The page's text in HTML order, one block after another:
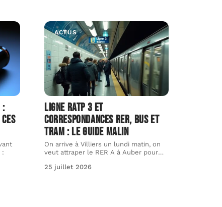
:
:
ACTUS
Ligne ratp 3 et
correspondances RER, bus et
tram : le guide malin
On arrive à Villiers un lundi matin, on
veut attraper le RER A à Auber pour…
25 juillet 2026